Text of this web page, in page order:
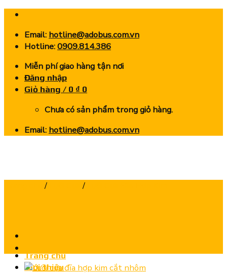
Skip
contentEmail: hotline@adobus.com.vn
Hotline:0909.814.386
Miễn phí giao hàng tận nơi
Đăng nhập
Giỏ hàng / 0 ₫ 0
Chưa có sản phẩm trong giỏ hàng.
Email: hotline@adobus.com.vn
Trang chủ
Giới thiệu
/ /